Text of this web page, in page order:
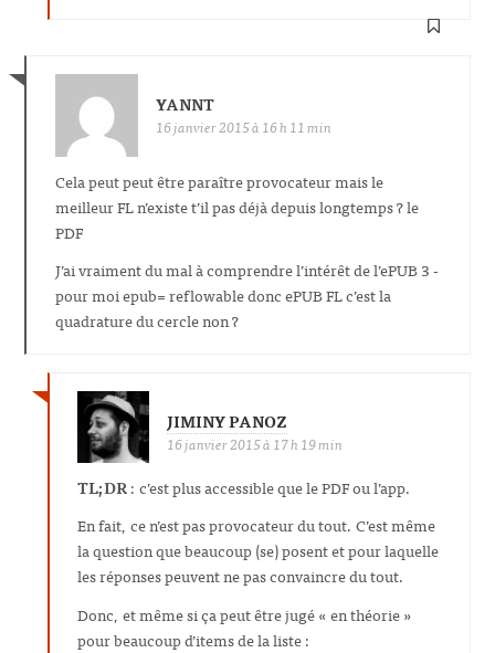
YANNT
16 janvier 2015 à 16 h 11 min
Cela peut peut être paraître provocateur mais le
meilleur FL n’existe t’il pas déjà depuis longtemps ? le
PDF
J’ai vraiment du mal à comprendre l’intérêt de l’ePUB 3 -
pour moi epub= reflowable donc ePUB FL c’est la
quadrature du cercle non ?
JIMINY PANOZ
16 janvier 2015 à 17 h 19 min
TL;DR: c’est plus accessible que le PDF ou l’app.
En fait, ce n’est pas provocateur du tout. C’est même
la question que beaucoup (se) posent et pour laquelle
les réponses peuvent ne pas convaincre du tout.
Donc, et même si ça peut être jugé « en théorie »
pour beaucoup d’items de la liste :